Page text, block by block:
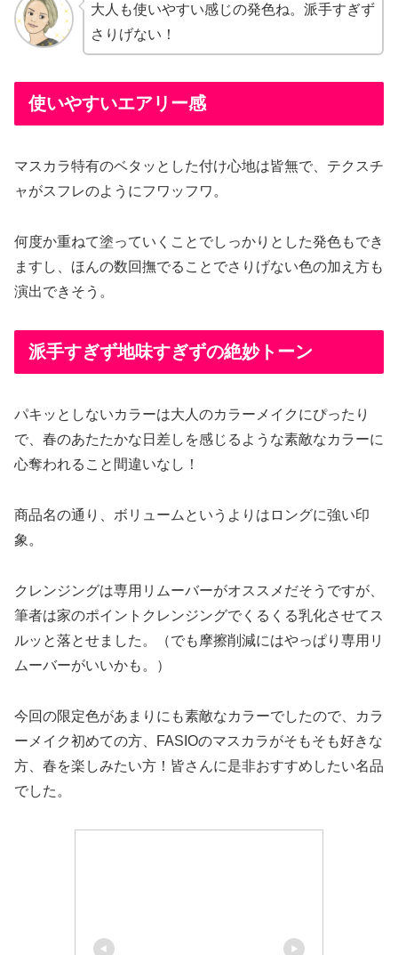
大人も使いやすい感じの発色ね。派手すぎず
さりげない！
使いやすいエアリー感
マスカラ特有のベタッとした付け心地は皆無で、テクスチ
ャがスフレのようにフワッフワ。
何度か重ねて塗っていくことでしっかりとした発色もでき
ますし、ほんの数回撫でることでさりげない色の加え方も
演出できそう。
派手すぎず地味すぎずの絶妙トーン
パキッとしないカラーは大人のカラーメイクにぴったり
で、春のあたたかな日差しを感じるような素敵なカラーに
心奪われること間違いなし！
商品名の通り、ボリュームというよりはロングに強い印
象。
クレンジングは専用リムーバーがオススメだそうですが、
筆者は家のポイントクレンジングでくるくる乳化させてス
ルッと落とせました。（でも摩擦削減にはやっぱり専用リ
ムーバーがいいかも。）
今回の限定色があまりにも素敵なカラーでしたので、カラ
ーメイク初めての方、FASIOのマスカラがそもそも好きな
方、春を楽しみたい方！皆さんに是非おすすめしたい名品
でした。